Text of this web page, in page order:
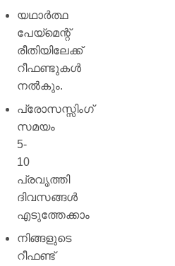
യഥാർത്ഥ
പേയ്‌മെന്റ്
രീതിയിലേക്ക്
റീഫണ്ടുകൾ
നൽകും.
പ്രോസസ്സിംഗ്
സമയം
5-
10
പ്രവൃത്തി
ദിവസങ്ങൾ
എടുത്തേക്കാം
നിങ്ങളുടെ
റീഫണ്ട്